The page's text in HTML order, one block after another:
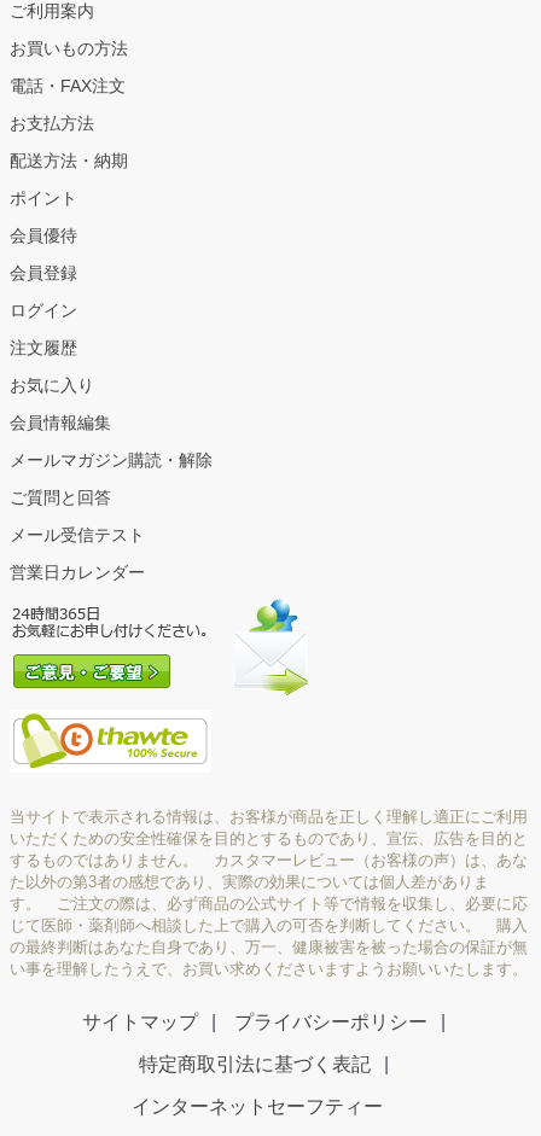
ご利用案内
お買いもの方法
電話・FAX注文
お支払方法
配送方法・納期
ポイント
会員優待
会員登録
ログイン
注文履歴
お気に入り
会員情報編集
メールマガジン購読・解除
ご質問と回答
メール受信テスト
営業日カレンダー
当サイトで表示される情報は、お客様が商品を正しく理解し適正にご利用
いただくための安全性確保を目的とするものであり、宣伝、広告を目的と
するものではありません。 カスタマーレビュー（お客様の声）は、あな
た以外の第3者の感想であり、実際の効果については個人差がありま
す。 ご注文の際は、必ず商品の公式サイト等で情報を収集し、必要に応
じて医師・薬剤師へ相談した上で購入の可否を判断してください。 購入
の最終判断はあなた自身であり、万一、健康被害を被った場合の保証が無
い事を理解したうえで、お買い求めくださいますようお願いいたします。
サイトマップ プライバシーポリシー
特定商取引法に基づく表記
インターネットセーフティー